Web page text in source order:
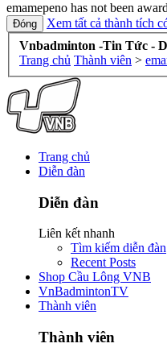
emamepeno has not been
Xem tất cả thành tích
Vnbadminton -Tin Tức -
Trang chủ Thành viên >
Trang chủ
Diễn đàn
Diễn đàn
Liên kết nhanh
Tìm kiếm diễn đàn
Recent Posts
Shop Cầu Lông VNB
VnBadmintonTV
Thành viên
Thành viên